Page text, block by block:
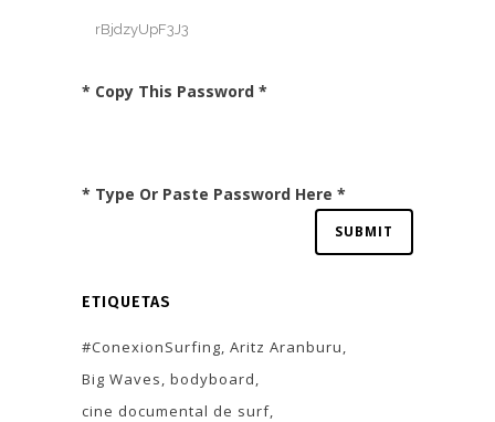
* Copy This Password *
* Type Or Paste Password Here *
ETIQUETAS
#ConexionSurfing Aritz Aranburu
Big Waves bodyboard
cine documental de surf